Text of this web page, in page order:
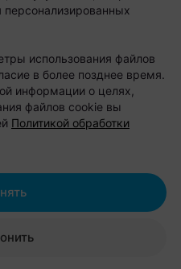
— 130 рублей
рублей в выходные;
— от 100 рублей в
— 17 рублей с
персонализированных
использования файлов
в более позднее время.
информации о целях,
файлов cookie вы
Политикой обработки